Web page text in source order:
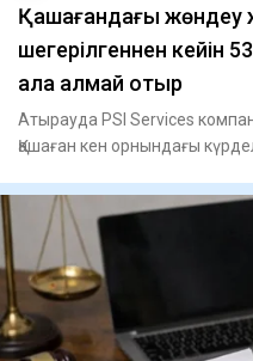
Қашағандағы жөндеу
шегерілгеннен кейін
ала алмай отыр
Атырауда PSI Services
Қашаған кен орнындағы